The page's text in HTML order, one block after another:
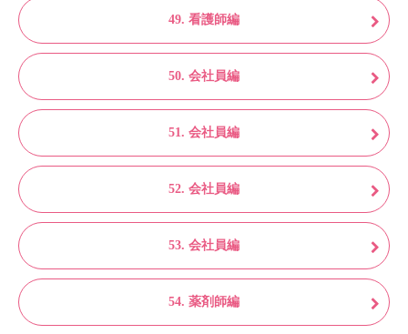
49. 看護師編
50. 会社員編
51. 会社員編
52. 会社員編
53. 会社員編
54. 薬剤師編